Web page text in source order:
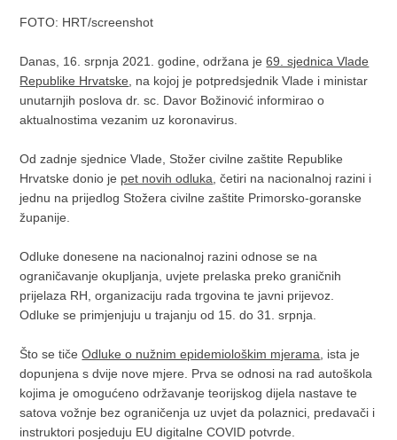
FOTO: HRT/screenshot
Danas, 16. srpnja 2021. godine, održana je69. sjednica Vlade
Republike Hrvatske , na kojoj je potpredsjednik Vlade i ministar
unutarnjih poslova dr. sc. Davor Božinović informirao o
aktualnostima vezanim uz koronavirus.
Od zadnje sjednice Vlade, Stožer civilne zaštite Republike
Hrvatske donio je pet novih odluka , četiri na nacionalnoj razini i
jednu na prijedlog Stožera civilne zaštite Primorsko-goranske
županije.
Odluke donesene na nacionalnoj razini odnose se na
ograničavanje okupljanja, uvjete prelaska preko graničnih
prijelaza RH, organizaciju rada trgovina te javni prijevoz.
Odluke se primjenjuju u trajanju od 15. do 31. srpnja.
Što se tičeOdluke o nužnim epidemiološkim mjerama , ista je
dopunjena s dvije nove mjere. Prva se odnosi na rad autoškola
kojima je omogućeno održavanje teorijskog dijela nastave te
satova vožnje bez ograničenja uz uvjet da polaznici, predavači i
instruktori posjeduju EU digitalne COVID potvrde.